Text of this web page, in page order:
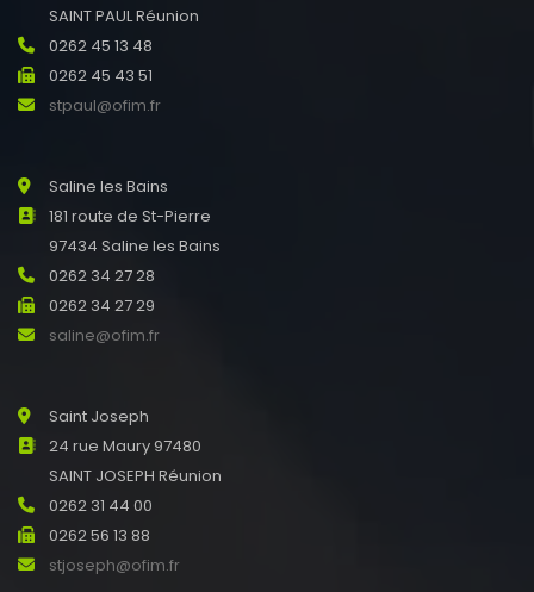
SAINT PAUL Réunion
0262 45 13 48
0262 45 43 51
stpaul@ofim.fr
Saline les Bains
181 route de St-Pierre
97434 Saline les Bains
0262 34 27 28
0262 34 27 29
saline@ofim.fr
Saint Joseph
24 rue Maury 97480
SAINT JOSEPH Réunion
0262 31 44 00
0262 56 13 88
stjoseph@ofim.fr